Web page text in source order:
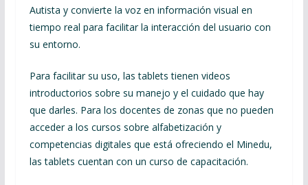
Autista y convierte la voz en información visual en
tiempo real para facilitar la interacción del usuario con
su entorno.
Para facilitar su uso, las tablets tienen videos
introductorios sobre su manejo y el cuidado que hay
que darles. Para los docentes de zonas que no pueden
acceder a los cursos sobre alfabetización y
competencias digitales que está ofreciendo el Minedu,
las tablets cuentan con un curso de capacitación.